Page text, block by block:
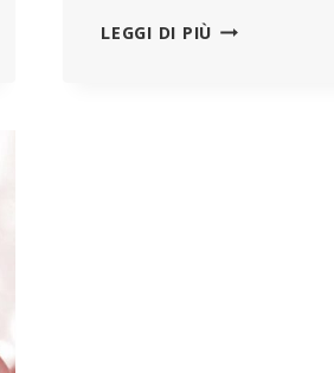
LEGGI DI PIÙMINATO